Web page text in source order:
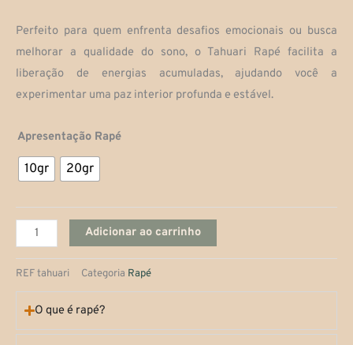
Perfeito para quem enfrenta desafios emocionais ou busca
melhorar a qualidade do sono, o Tahuari Rapé facilita a
liberação de energias acumuladas, ajudando você a
experimentar uma paz interior profunda e estável.
Apresentação Rapé
10gr 20gr
Tahuarí
quantidade
Adicionar ao carrinho
REFtahuari Categoria Rapé
O que é rapé?